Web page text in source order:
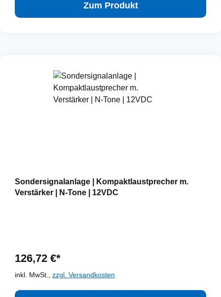
Zum Produkt
Sondersignalanlage | Kompaktlaustprecher m.
Verstärker | N-Tone | 12VDC
126,72 €*
inkl. MwSt., zzgl. Versandkosten